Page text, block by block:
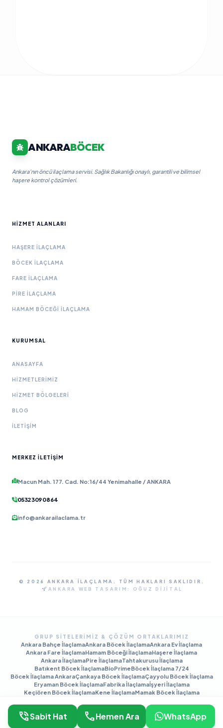
ANKARABÖCEK
Ankara'nın öncü ilaçlama servisi. Sağlık Bakanlığı onaylı, garantili ve bilimsel
haşere kontrol çözümleri.
HIZMET ALANLARI
HAŞERE İLAÇLAMA
BÖCEK İLAÇLAMA
FARE İLAÇLAMA
PIRE İLAÇLAMA
HAMAM BÖCEĞI İLAÇLAMA
KURUMSAL
ANASAYFA
HIZMETLERIMIZ
HIZMET BÖLGELERI
BLOG
İLETIŞIM
MERKEZ İLETIŞIM
Macun Mah. 177. Cad. No:16/44 Yenimahalle / ANKARA
0532 309 08 64
info@ankarailaclama.tr
© 2026 ANKARA İLAÇLAMA. TÜM HAKLARI SAKLIDIR.
ANKARA WEB TASARIM:
OĞUZ DIJITAL
GRUP SITELERIMIZ & ÇÖZÜM ORTAKLARIMIZ
Ankara Bahçe İlaçlamaAnkara Böcek İlaçlamaAnkara Ev İlaçlama
Ankara Fare İlaçlamaHamam Böceği İlaçlamaHaşere İlaçlama
Ankara İlaçlamaPire İlaçlamaTahtakurusu İlaçlama
Batıkent Böcek İlaçlamaBioPrimeBöcek İlaçlama 7/24
Böcek İlaçlama AnkaraÇankaya Böcek İlaçlamaÇayyolu Böcek İlaçlama
Eryaman Böcek İlaçlamaFabrika İlaçlamaİşyeri İlaçlama
Keçiören Böcek İlaçlamaKene İlaçlamaMamak Böcek İlaçlama
phone_in_talkSabit Hat callHemen Ara WhatsApp